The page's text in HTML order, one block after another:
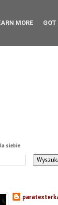
siebie
MORE